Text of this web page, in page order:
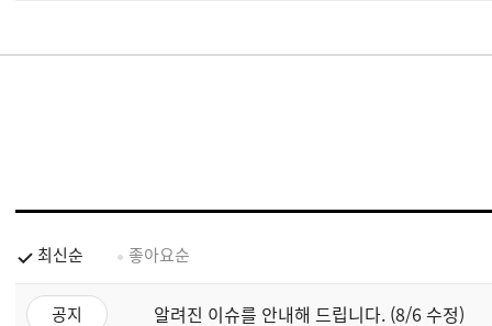
최신순 좋아요순
공지 알려진 이슈를 안내해 드립니다. (8/6 수정)